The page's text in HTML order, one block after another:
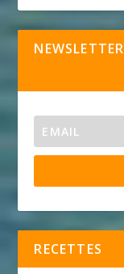
NEWSLETTER
RECETTES